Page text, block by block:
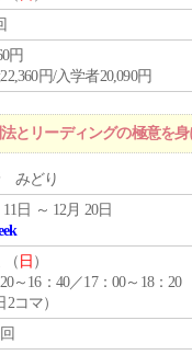
円
円/入学者20,090円
とリーディングの極意を身
みどり
11日 ～ 12月 20日
（ 日 ）
～16：40／17：00～18：20
2コマ）